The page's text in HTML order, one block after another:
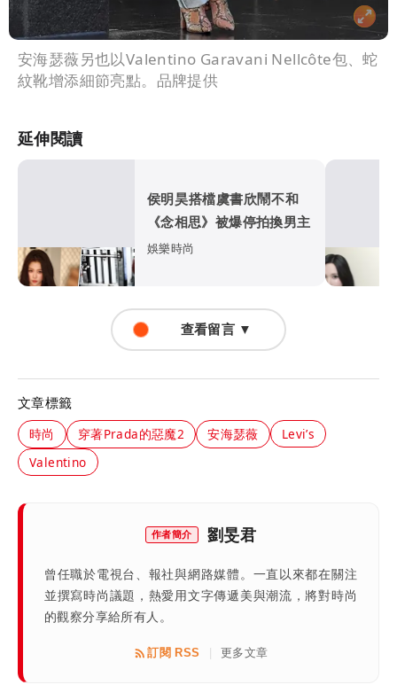
安海瑟薇另也以Valentino Garavani Nellcôte包、蛇
紋靴增添細節亮點。品牌提供
延伸閱讀
侯明昊搭檔虞書欣鬧不和
《念相思》被爆停拍換男主
娛樂時尚
查看留言 ▼
文章標籤
時尚 穿著Prada的惡魔2 安海瑟薇
Levi’s
Valentino
作者簡介 劉旻君
曾任職於電視台、報社與網路媒體。一直以來都在關注
並撰寫時尚議題，熱愛用文字傳遞美與潮流，將對時尚
的觀察分享給所有人。
訂閱 RSS 更多文章